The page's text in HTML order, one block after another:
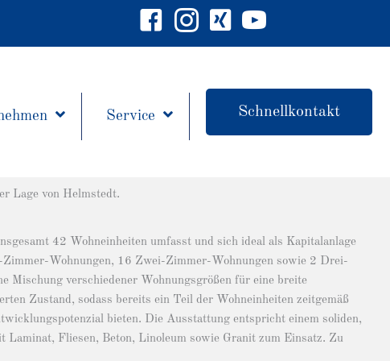
Facebook Landhaus Immobilien Meerregion
Instagram Landhaus Immobilien
Xing Landhaus Immobilien
Youtube Landhaus
Service Schnellkontakt
Lage von Helmstedt.
42 Wohneinheiten umfasst und sich ideal als Kapitalanlage
Wohnungen, 16 Zwei-Zimmer-Wohnungen sowie 2 Drei-
Mischung verschiedener Wohnungsgrößen für eine breite
Zustand, sodass bereits ein Teil der Wohneinheiten zeitgemäß
bieten. Die Ausstattung entspricht einem soliden,
Laminat, Fliesen, Beton, Linoleum sowie Granit zum Einsatz. Zu